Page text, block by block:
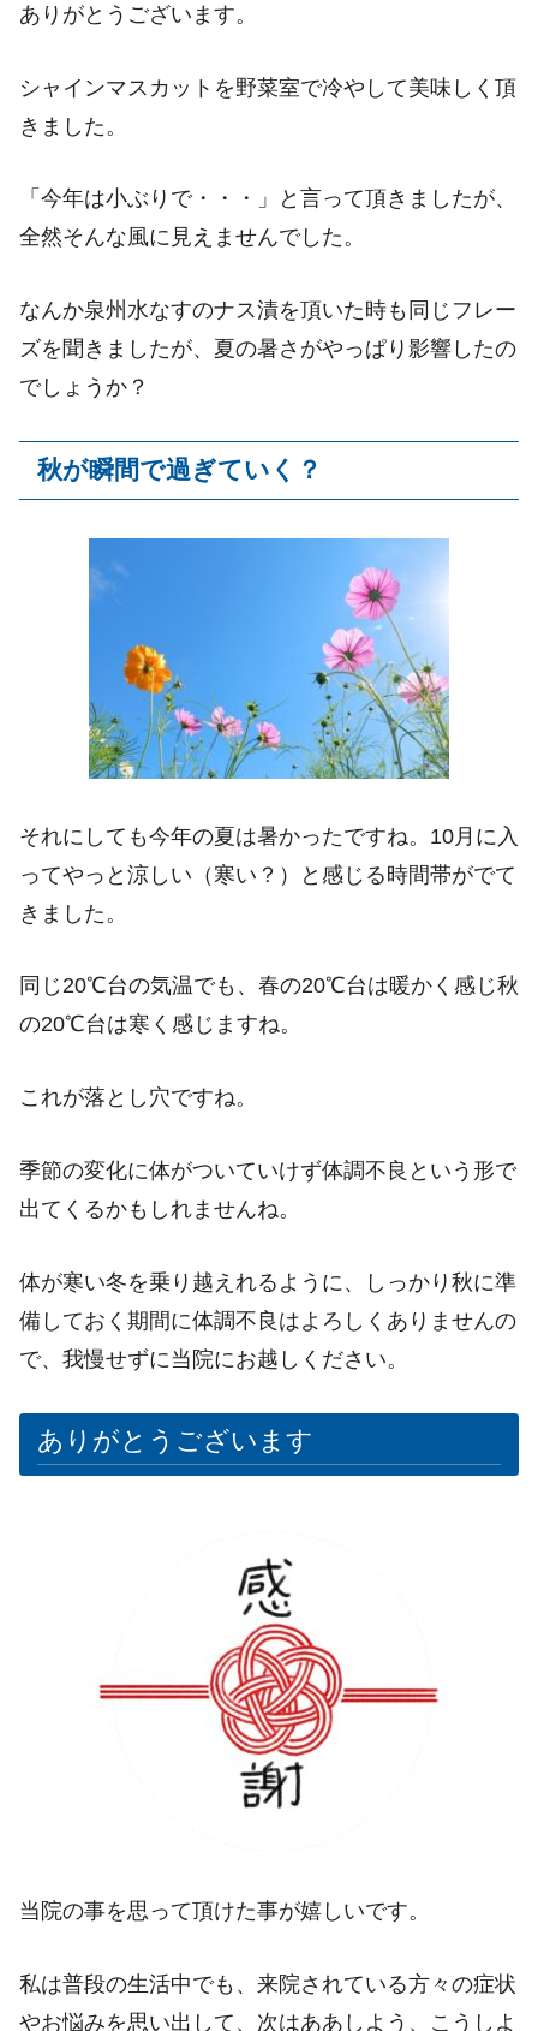
ありがとうございます。
シャインマスカットを野菜室で冷やして美味しく頂
きました。
「今年は小ぶりで・・・」と言って頂きましたが、
全然そんな風に見えませんでした。
なんか泉州水なすのナス漬を頂いた時も同じフレー
ズを聞きましたが、夏の暑さがやっぱり影響したの
でしょうか？
秋が瞬間で過ぎていく？
それにしても今年の夏は暑かったですね。10月に入
ってやっと涼しい（寒い？）と感じる時間帯がでて
きました。
同じ20℃台の気温でも、春の20℃台は暖かく感じ秋
の20℃台は寒く感じますね。
これが落とし穴ですね。
季節の変化に体がついていけず体調不良という形で
出てくるかもしれませんね。
体が寒い冬を乗り越えれるように、しっかり秋に準
備しておく期間に体調不良はよろしくありませんの
で、我慢せずに当院にお越しください。
ありがとうございます
当院の事を思って頂けた事が嬉しいです。
私は普段の生活中でも、来院されている方々の症状
やお悩みを思い出して、次はああしよう、こうしよ